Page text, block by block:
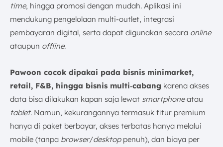
time, hingga promosi dengan mudah. Aplikasi ini
mendukung pengelolaan multi-outlet, integrasi
pembayaran digital, serta dapat digunakan secara online
ataupun offline.
Pawoon cocok dipakai pada bisnis minimarket,
retail, F&B, hingga bisnis multi‑cabang karena akses
data bisa dilakukan kapan saja lewat smartphoneatau
tablet. Namun, kekurangannya termasuk fitur premium
hanya di paket berbayar, akses terbatas hanya melalui
mobile (tanpa browser/desktoppenuh), dan biaya per